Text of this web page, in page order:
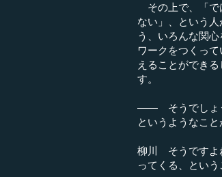
その上で、「で
ない」、という
う、いろんな関
ワークをつくっ
えることができ
す。
―― そうでしょう
というようなこ
柳川 そうですよ
ってくる、という